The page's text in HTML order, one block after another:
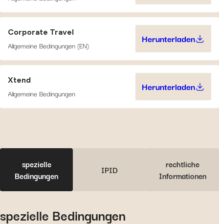
Corporate Travel
Allgemeine Bedingungen (EN)
Herunterladen
Corporate
Xtend
Allgemeine Bedingungen
Herunterladen
Xtend
spezielle
Bedingungen
IPID
rechtliche
Informationen
spezielle Bedingungen